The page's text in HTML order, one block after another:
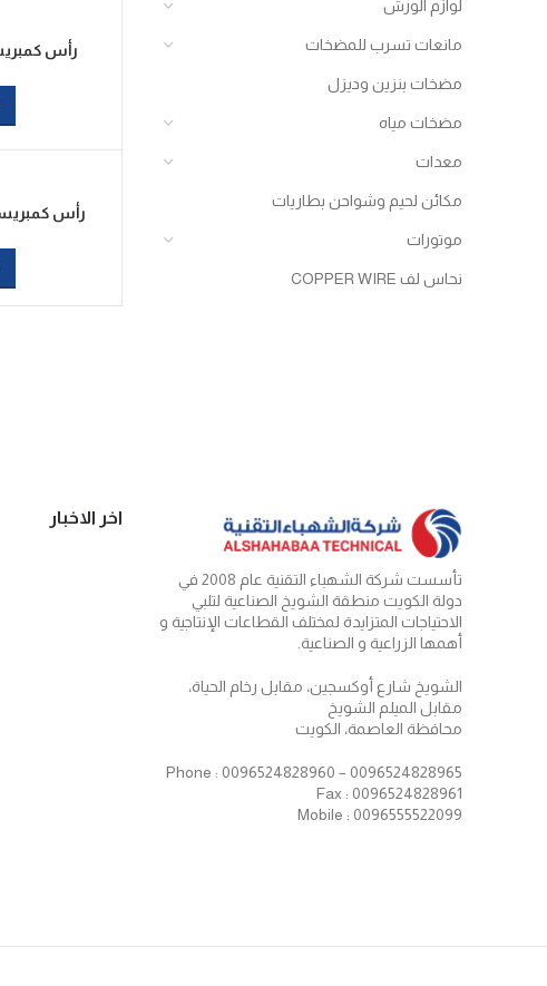
لوازم الورش
مانعات تسرب للمضخات
مضخات بنزين وديزل
مضخات مياه
معدات
مكائن لحيم وشواحن بطاريات
موتورات
نحاس لف COPPER WIRE
تأسست شركة الشهباء التقنية عام 2008 في
دولة الكويت منطقة الشويخ الصناعية لتلبي
الاحتياجات المتزايدة لمختلف القطاعات الإنتاجية و
أهمها الزراعية و الصناعية.
الشويخ شارع أوكسجين، مقابل رخام الحياة،
مقابل الميلم الشويخ
محافظة العاصمة، الكويت
Phone : 0096524828960 – 0096524828965
Fax : 0096524828961
Mobile : 0096555522099
اخر الاخبار